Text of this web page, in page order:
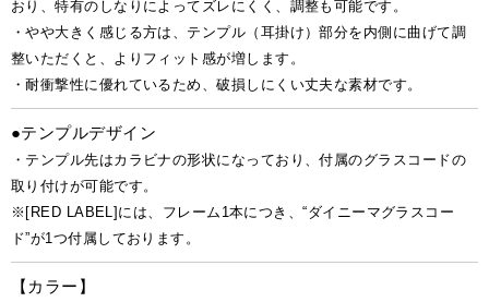
おり、特有のしなりによってズレにくく、調整も可能です。
・やや大きく感じる方は、テンプル（耳掛け）部分を内側に曲げて調
整いただくと、よりフィット感が増します。
・耐衝撃性に優れているため、破損しにくい丈夫な素材です。
●テンプルデザイン
・テンプル先はカラビナの形状になっており、付属のグラスコードの
取り付けが可能です。
※[RED LABEL]には、フレーム1本につき、“ダイニーマグラスコー
ド”が1つ付属しております。
【カラー】